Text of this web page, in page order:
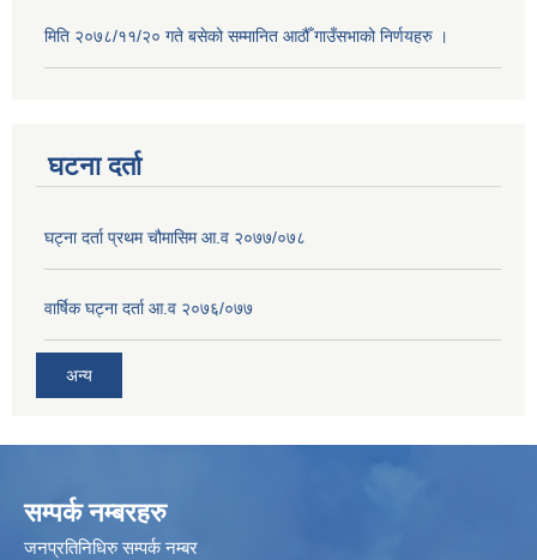
मिति २०७८/११/२० गते बसेको सम्मानित आठौँ गाउँसभाको निर्णयहरु ।
घटना दर्ता
घट्ना दर्ता प्रथम चौमासिम आ.व २०७७/०७८
वार्षिक घट्ना दर्ता आ.व २०७६/०७७
अन्य
सम्पर्क नम्बरहरु
जनप्रतिनिधिरु सम्पर्क नम्बर